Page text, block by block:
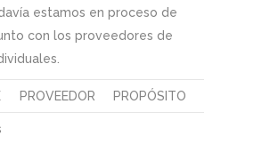
estamos en proceso de
con los proveedores de
PROVEEDOR PROPÓSITO